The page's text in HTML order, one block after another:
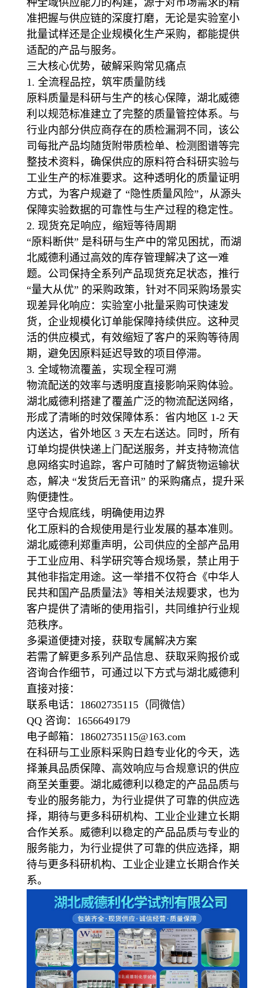
种全域供应能力的构建，源于对市场需求的精
准把握与供应链的深度打磨，无论是实验室小
批量试样还是企业规模化生产采购，都能提供
适配的产品与服务。
三大核心优势，破解采购常见痛点
1. 全流程品控，筑牢质量防线
原料质量是科研与生产的核心保障，湖北威德
利以规范标准建立了完整的质量管控体系。与
行业内部分供应商存在的质检漏洞不同，该公
司每批产品均随货附带质检单、检测图谱等完
整技术资料，确保供应的原料符合科研实验与
工业生产的标准要求。这种透明化的质量证明
方式，为客户规避了 “隐性质量风险”，从源头
保障实验数据的可靠性与生产过程的稳定性。
2. 现货充足响应，缩短等待周期
“原料断供” 是科研与生产中的常见困扰，而湖
北威德利通过高效的库存管理解决了这一难
题。公司保持全系列产品现货充足状态，推行
“量大从优” 的采购政策，针对不同采购场景实
现差异化响应：实验室小批量采购可快速发
货，企业规模化订单能保障持续供应。这种灵
活的供应模式，有效缩短了客户的采购等待周
期，避免因原料延迟导致的项目停滞。
3. 全域物流覆盖，实现全程可溯
物流配送的效率与透明度直接影响采购体验。
湖北威德利搭建了覆盖广泛的物流配送网络，
形成了清晰的时效保障体系：省内地区 1-2 天
内送达，省外地区 3 天左右送达。同时，所有
订单均提供快递上门配送服务，并支持物流信
息网络实时追踪，客户可随时了解货物运输状
态，解决 “发货后无音讯” 的采购痛点，提升采
购便捷性。
坚守合规底线，明确使用边界
化工原料的合规使用是行业发展的基本准则。
湖北威德利郑重声明，公司供应的全部产品用
于工业应用、科学研究等合规场景，禁止用于
其他非指定用途。这一举措不仅符合《中华人
民共和国产品质量法》等相关法规要求，也为
客户提供了清晰的使用指引，共同维护行业规
范秩序。
多渠道便捷对接，获取专属解决方案
若需了解更多系列产品信息、获取采购报价或
咨询合作细节，可通过以下方式与湖北威德利
直接对接：
联系电话：18602735115（同微信）
QQ 咨询：1656649179
电子邮箱：18602735115@163.com
在科研与工业原料采购日趋专业化的今天，选
择兼具品质保障、高效响应与合规意识的供应
商至关重要。湖北威德利以稳定的产品品质与
专业的服务能力，为行业提供了可靠的供应选
择，期待与更多科研机构、工业企业建立长期
合作关系。威德利以稳定的产品品质与专业的
服务能力，为行业提供了可靠的供应选择，期
待与更多科研机构、工业企业建立长期合作关
系。